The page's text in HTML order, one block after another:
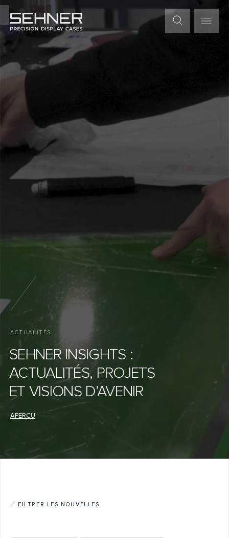
SEHNER INSIGHTS :
ACTUALITÉS, PROJETS
ET VISIONS D’AVENIR
APERÇU
ACTUALITÉS
FILTRER LES NOUVELLES
PROJETS SAVOIR-FAIRE
SALONS & ÉVÉNEMENTS